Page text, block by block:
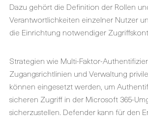
Dazu gehört die Definition der Rollen
Verantwortlichkeiten einzelner Nutzer
die Einrichtung notwendiger
Strategien wie Multi-Faktor-
Zugangsrichtlinien und Verwaltung
können eingesetzt werden, um
sicheren Zugriff in der Microsoft 365-
sicherzustellen. Defender kann für den